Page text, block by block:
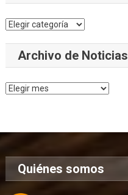
Categorías
Archivo de Noticias
Archivo
Quiénes somos